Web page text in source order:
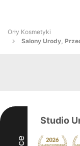
Orły Kosmetyki
Salony Urody,
Studio